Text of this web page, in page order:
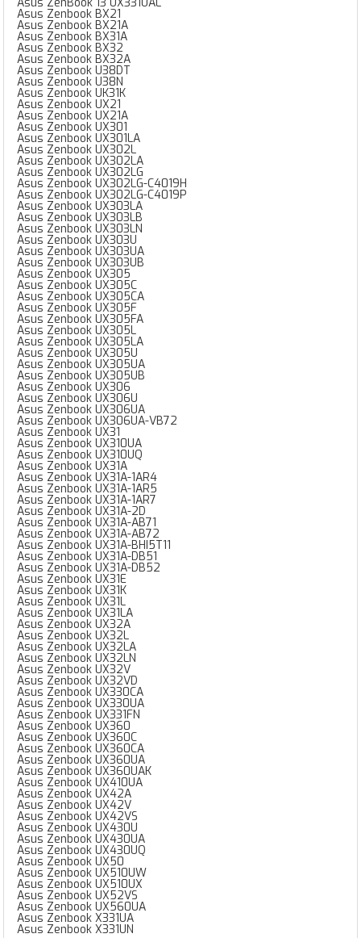
Asus Zenbook BX21
Asus Zenbook BX21A
Asus Zenbook BX31A
Asus Zenbook BX32
Asus Zenbook BX32A
Asus Zenbook U38DT
Asus Zenbook U38N
Asus Zenbook UK31K
Asus Zenbook UX21
Asus Zenbook UX21A
Asus Zenbook UX301
Asus Zenbook UX301LA
Asus Zenbook UX302L
Asus Zenbook UX302LA
Asus Zenbook UX302LG
Asus Zenbook UX302LG-C4019H
Asus Zenbook UX302LG-C4019P
Asus Zenbook UX303LA
Asus Zenbook UX303LB
Asus Zenbook UX303LN
Asus Zenbook UX303U
Asus Zenbook UX303UA
Asus Zenbook UX303UB
Asus Zenbook UX305
Asus Zenbook UX305C
Asus Zenbook UX305CA
Asus Zenbook UX305F
Asus Zenbook UX305FA
Asus Zenbook UX305L
Asus Zenbook UX305LA
Asus Zenbook UX305U
Asus Zenbook UX305UA
Asus Zenbook UX305UB
Asus Zenbook UX306
Asus Zenbook UX306U
Asus Zenbook UX306UA
Asus Zenbook UX306UA-VB72
Asus Zenbook UX31
Asus Zenbook UX310UA
Asus Zenbook UX310UQ
Asus Zenbook UX31A
Asus Zenbook UX31A-1AR4
Asus Zenbook UX31A-1AR5
Asus Zenbook UX31A-1AR7
Asus Zenbook UX31A-2D
Asus Zenbook UX31A-AB71
Asus Zenbook UX31A-AB72
Asus Zenbook UX31A-BHI5T11
Asus Zenbook UX31A-DB51
Asus Zenbook UX31A-DB52
Asus Zenbook UX31E
Asus Zenbook UX31K
Asus Zenbook UX31L
Asus Zenbook UX31LA
Asus Zenbook UX32A
Asus Zenbook UX32L
Asus Zenbook UX32LA
Asus Zenbook UX32LN
Asus Zenbook UX32V
Asus Zenbook UX32VD
Asus Zenbook UX330CA
Asus Zenbook UX330UA
Asus Zenbook UX331FN
Asus Zenbook UX360
Asus Zenbook UX360C
Asus Zenbook UX360CA
Asus Zenbook UX360UA
Asus Zenbook UX360UAK
Asus Zenbook UX410UA
Asus Zenbook UX42A
Asus Zenbook UX42V
Asus Zenbook UX42VS
Asus Zenbook UX430U
Asus Zenbook UX430UA
Asus Zenbook UX430UQ
Asus Zenbook UX50
Asus Zenbook UX510UW
Asus Zenbook UX510UX
Asus Zenbook UX52VS
Asus Zenbook UX560UA
Asus Zenbook X331UA
Asus Zenbook X331UN